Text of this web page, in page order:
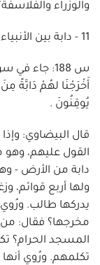
والوزراء
11 - دابة بين الأنبياء
أَخْرَجْنَا لهُمْ دَابَّةً مِنَ
يُوقِنُونَ .
قال البيضاوي:
القول عليهم، وهو
دابة من الأرض -
ولها أربع قوائم،
يدركها طالب.
مخرجها؟ فقال:
المسجد الحرام؟
تكلمهم. ورُوي